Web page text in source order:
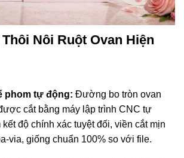
Nôi Ruột Ovan Hiện
phom tự động: Đường bo tròn ovan
cắt bằng máy lập trình CNC tự
độ chính xác tuyệt đối, viền cắt mịn
via, giống chuẩn 100% so với file.